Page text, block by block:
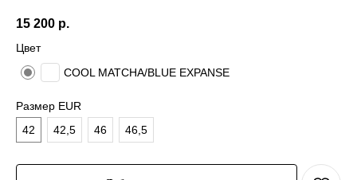
15 200 р.
Цвет
COOL MATCHA/BLUE EXPANSE
Размер EUR
42
42,5 46 46,5